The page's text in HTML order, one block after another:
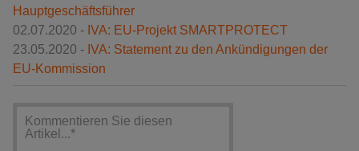
Hauptgeschäftsführer
02.07.2020 - IVA: EU-Projekt SMARTPROTECT
23.05.2020 - IVA: Statement zu den Ankündigungen der
EU-Kommission